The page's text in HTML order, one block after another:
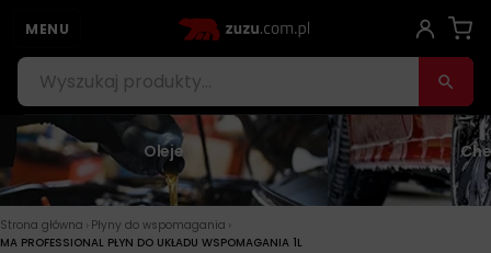
MENU
Oleje
Strona główna › Płyny do wspomagania ›
MA PROFESSIONAL PŁYN DO UKŁADU WSPOMAGANIA 1L